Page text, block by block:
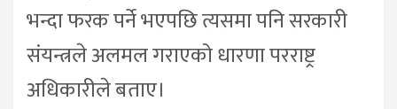
भन्दा फरक पर्ने भएपछि त्यसमा पनि सरकारी
संयन्त्रले अलमल गराएको धारणा परराष्ट्र
अधिकारीले बताए।